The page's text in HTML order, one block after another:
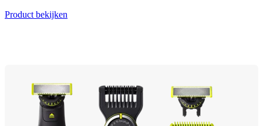
Product bekijken